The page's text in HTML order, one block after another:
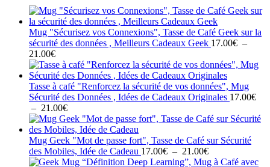
Mug "Sécurisez vos Connexions", Tasse de Café Geek sur la
sécurité des données , Meilleurs Cadeaux Geek 17.00€ –
21.00€Plage
de
prix :
17.00€
à
21.00€
Tasse à café "Renforcez la sécurité de vos données", Mug
Sécurité des Données , Idées de Cadeaux Originales 17.00€
– 21.00€Plage
de
prix :
17.00€
à
21.00€
Mug Geek "Mot de passe fort", Tasse de Café sur Sécurité
des Mobiles, Idée de Cadeau 17.00€ – 21.00€Plage
de